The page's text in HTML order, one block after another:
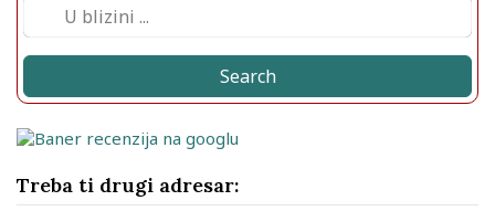
Search
Treba ti drugi adresar: